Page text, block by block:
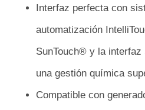
Interfaz perfecta con
automatización
SunTouch® y la
una gestión química
Compatible con